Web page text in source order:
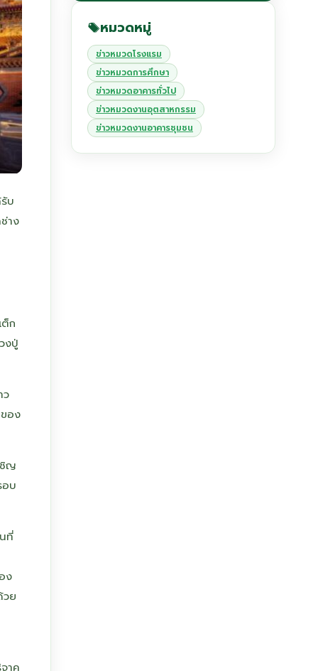
บ
าง
ก
งปู่
ว
อง
ชิญ
อบ
ที่
ง
วย
าค
หมวดหมู่
ข่าวหมวดโรงแรม
ข่าวหมวดการศึกษา
ข่าวหมวดอาคารทั่วไป
ข่าวหมวดงานอุตสาหกรรม
ข่าวหมวดงานอาคารชุมชน